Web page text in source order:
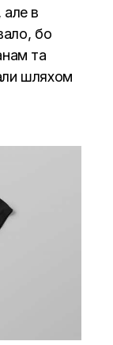
в
бо
та
шляхом